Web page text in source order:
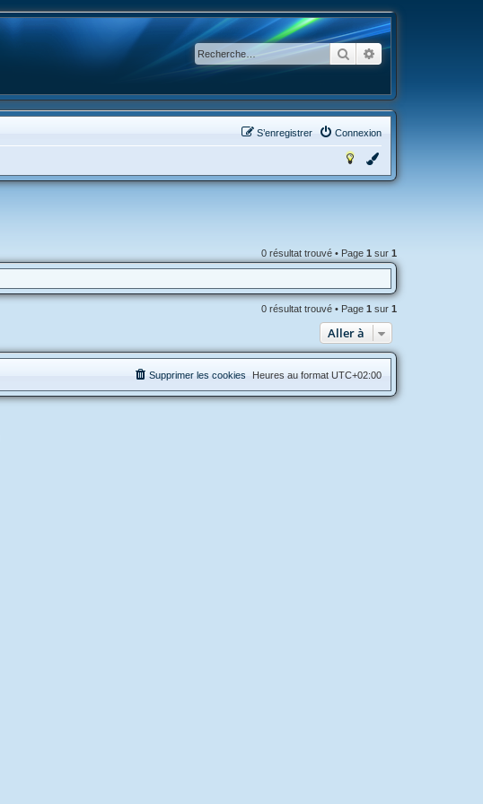
RechercherRecherche avancée
Connexion
S’enregistrer
0 résultat trouvé • Page 1 sur 1
0 résultat trouvé • Page 1 sur 1
Aller à
Heures au format UTC+02:00
Supprimer les cookies